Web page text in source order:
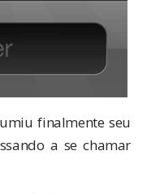
finalmente seu
a se chamar